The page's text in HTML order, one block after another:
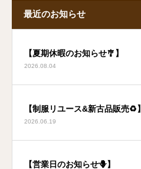
最近のお知らせ
【夏期休暇のお知らせ🎐】
2026.08.04
【制服リユース&新古品販売♻️】
2026.06.19
【営業日のお知らせ🪻】